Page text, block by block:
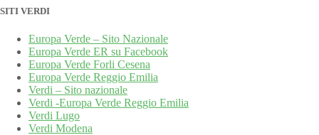
SITI VERDI
Europa Verde – Sito Nazionale
Europa Verde ER su Facebook
Europa Verde Forli Cesena
Europa Verde Reggio Emilia
Verdi – Sito nazionale
Verdi -Europa Verde Reggio Emilia
Verdi Lugo
Verdi Modena